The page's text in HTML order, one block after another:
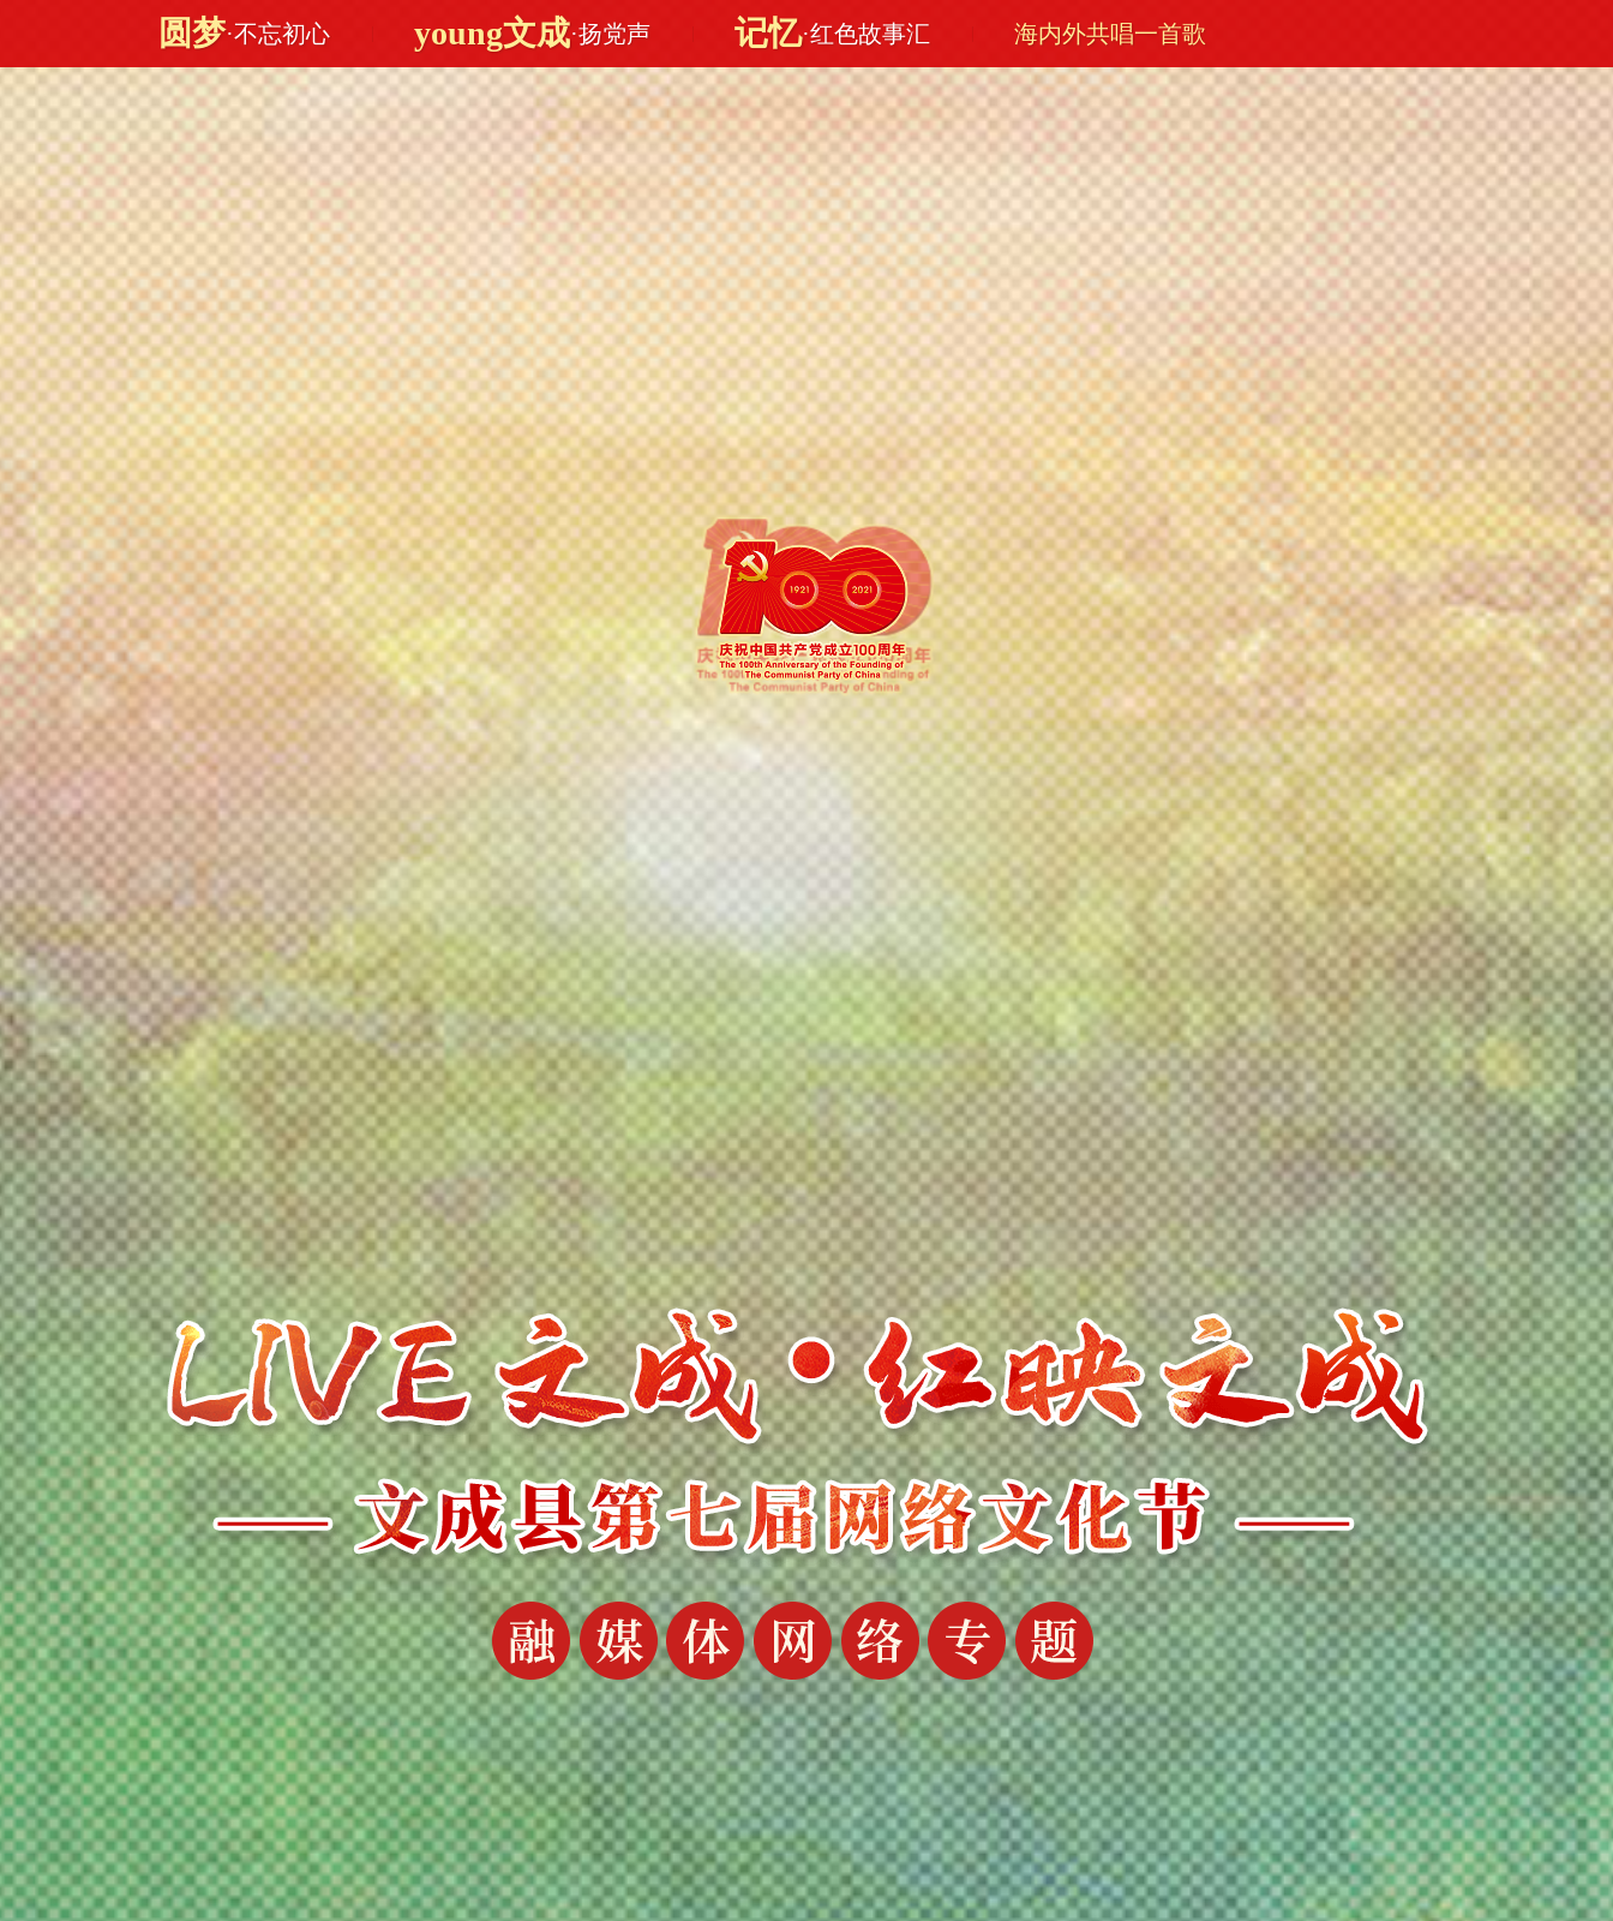
圆梦·不忘初心 young文成·扬党声 记忆·红色故事汇 海内外共唱一首歌